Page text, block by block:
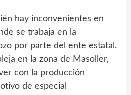
hay inconvenientes en
se trabaja en la
por parte del ente estatal.
en la zona de Masoller,
con la producción
de especial